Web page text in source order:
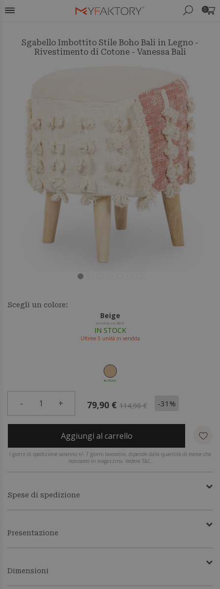
0
Sgabello Imbottito Stile Boho Bali in Legno -
Rivestimento di Cotone - Vanessa Bali
Scegli un colore:
Beige
Inviata in 48h
IN STOCK
Ultime 5 unità in vendita
IN STOCK
- 1 + 79,90 € 114,90 € -31%
Aggiungi al carrello
I giorni di spedizione saranno +/- 7 giorni lavorativi, dipende dalla quantità di merce che
riceviamo in magazzino. Vedere T&C.
Spese di spedizione
Presentazione
Dimensioni